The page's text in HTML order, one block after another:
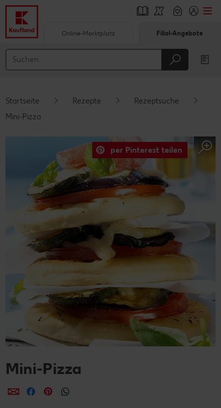
Hauptinhalt
Schwebender Seitenbereich
Online-Marktplatz Filial-Angebote
Startseite Rezepte
Rezeptsuche
Mini-Pizza
per Pinterest teilen
Mini-Pizza
per E-Mail teilen
per Facebook teilen
per Pinterest teilen